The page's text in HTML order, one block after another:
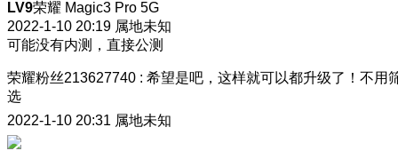
LV9荣耀 Magic3 Pro 5G
2022-1-10 20:19 属地未知
可能没有内测，直接公测
荣耀粉丝213627740 : 希望是吧，这样就可以都升级了！不用
选
2022-1-10 20:31 属地未知